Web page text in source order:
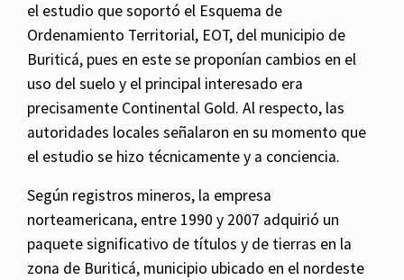
el estudio que soportó el Esquema de
Ordenamiento Territorial, EOT, del municipio de
Buriticá, pues en este se proponían cambios en el
uso del suelo y el principal interesado era
precisamente Continental Gold. Al respecto, las
autoridades locales señalaron en su momento que
el estudio se hizo técnicamente y a conciencia.
Según registros mineros, la empresa
norteamericana, entre 1990 y 2007 adquirió un
paquete significativo de títulos y de tierras en la
zona de Buriticá, municipio ubicado en el nordeste